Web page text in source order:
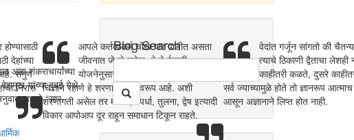
देहांच्या
आहे. सगुण
निरास
आपले कर्तव्यकर्म चोख पार पाडीत असता
जीवनात जे जे घडेल, ते ते ईश्वरी
योजनेनुसार घडेल अशा विश्वासाने शांत
चित्ताने रहाणे हे शरणागतीचे स्वरूप आहे. अशी
शरणागती असेल तर मत्सर, स्पर्धा, तुलना, द्वेष इत्यादी
विकार आपोआप दूर राहून समाधान टिकून राहते.
वेदांत गर्जून सांगतो की
त्याचे ठिकाणी द्वैताचा लेशही
काहीतरी कळते, दुसरे
सर्व ज्याच्यामुळे होते तो ज्ञानरूप
आसून अज्ञानाने लिप्त होत नाही.
आद्य शंकराचार्यांच्या
यांच्या दुबई येथे
म्हणजे “सार-
Blog Search